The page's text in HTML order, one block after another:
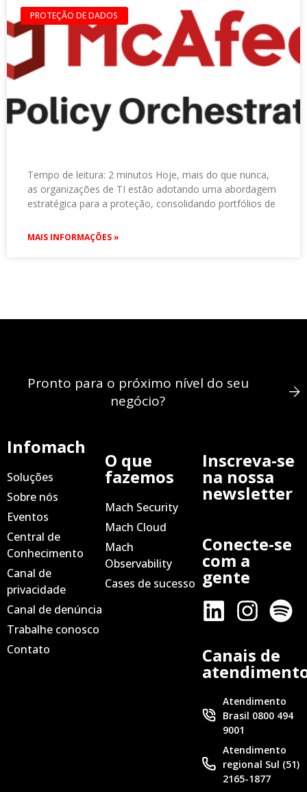
PROTEÇÃO DE DADOS
Tempo de leitura: 2 minutos Hoje, mais do que nunca,
as organizações de TI estão adotando uma abordagem
estratégica para a proteção, consolidando portfólios de
MAIS INFORMAÇÕES »
Pronto para o próximo nível do seu
negócio?
Infomach
Soluções
Sobre nós
Eventos
Central de
Conhecimento
Canal de
privacidade
Canal de denúncia
Trabalhe conosco
Contato
O que
fazemos
Mach Security
Mach Cloud
Mach
Observability
Cases de sucesso
Inscreva-se
na nossa
newsletter
Conecte-se
com a
gente
Canais de
Atendimento
Brasil 0800 494
9001
Atendimento
regional Sul (51)
2165-1877